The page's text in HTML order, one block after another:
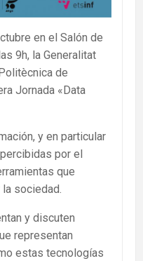
en el Salón de
9h, la Generalitat
de
Jornada «Data
y en particular
por el
que
sociedad.
y discuten
representan
estas tecnologías